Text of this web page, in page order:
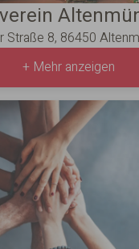
Straße 8, 86450
+ Mehr anzeigen